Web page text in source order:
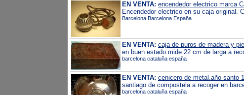
EN VENTA: encendedor electrico marca
Encendedor electrico en su caja original.
Barcelona Barcelona España
EN VENTA: caja de puros de madera y
en buen estado.mide 22 cm de larga.a
barcelona cataluña españa
EN VENTA: cenicero de metal.año santo
santiago de compostela.a recoger en
barcelona cataluña españa